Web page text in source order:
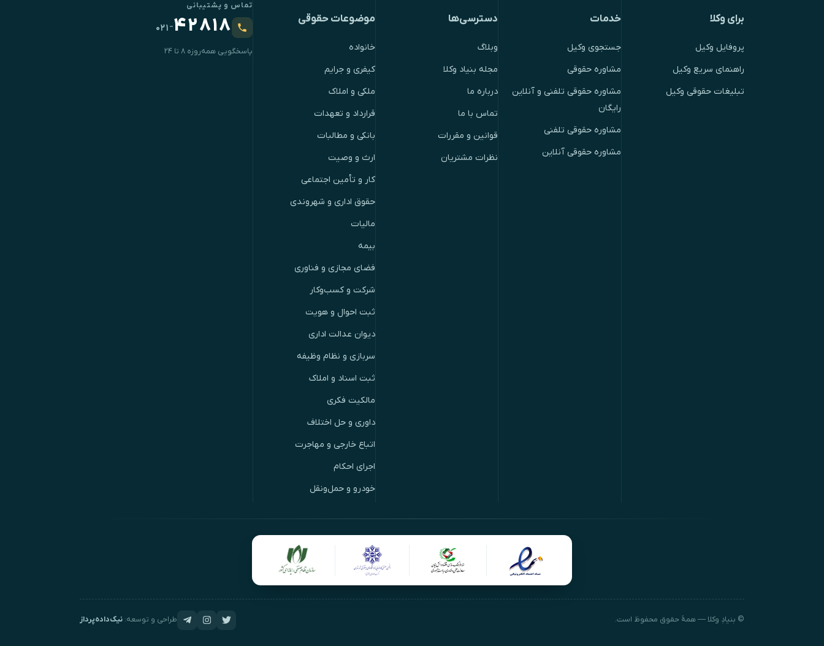
برای وکلا
پروفایل وکیل
راهنمای سریع وکیل
تبلیغات حقوقی وکیل
خدمات
جستجوی وکیل
مشاوره حقوقی
مشاوره حقوقی تلفنی و آنلاین
رایگان
مشاوره حقوقی تلفنی
مشاوره حقوقی آنلاین
دسترسی‌ها
وبلاگ
مجله بنیاد وکلا
درباره ما
تماس با ما
قوانین و مقررات
نظرات مشتریان
موضوعات حقوقی
خانواده
کیفری و جرایم
ملکی و املاک
قرارداد و تعهدات
بانکی و مطالبات
ارث و وصیت
کار و تأمین اجتماعی
حقوق اداری و شهروندی
مالیات
بیمه
فضای مجازی و فناوری
شرکت و کسب‌وکار
ثبت احوال و هویت
دیوان عدالت اداری
سربازی و نظام وظیفه
ثبت اسناد و املاک
مالکیت فکری
داوری و حل اختلاف
اتباع خارجی و مهاجرت
اجرای احکام
خودرو و حمل‌ونقل
تماس و پشتیبانی
۴۲۸۱۸-۰۲۱
پاسخگویی همه‌روزه ۸ تا ۲۴
© بنیادِ وکلا — همهٔ حقوق محفوظ است. طراحی و توسعه: نیک‌داده‌پرداز